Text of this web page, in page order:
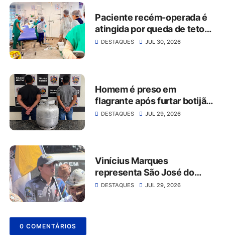
Paciente recém-operada é
atingida por queda de teto
no Hospital da Restauração
DESTAQUES JUL 30, 2026
Homem é preso em
flagrante após furtar botijão
de gás de estabelecimento
DESTAQUES JUL 29, 2026
Vinícius Marques
representa São José do
Belmonte na 56ª Missa do
DESTAQUES JUL 29, 2026
0 COMENTÁRIOS